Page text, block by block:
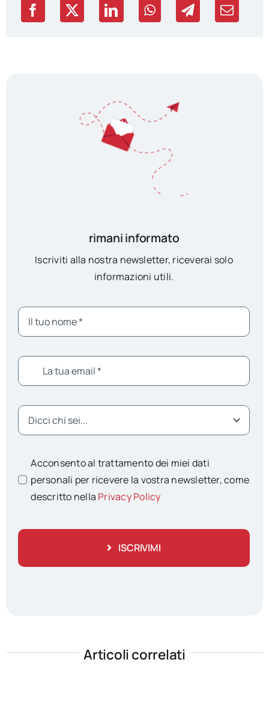
rimani informato
Iscriviti alla nostra newsletter, riceverai solo
informazioni utili.
Acconsento al trattamento dei miei dati
personali per ricevere la vostra newsletter, come
descritto nella Privacy Policy
ISCRIVIMI
Articoli correlati